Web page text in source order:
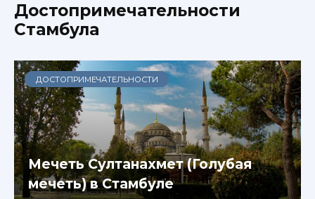
Достопримечательности
Стамбула
ДОСТОПРИМЕЧАТЕЛЬНОСТИ
Мечеть Султанахмет (Голубая
мечеть) в Стамбуле